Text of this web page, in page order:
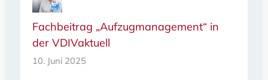
Fachbeitrag „Aufzugmanagement“ in
der VDIVaktuell
10. Juni 2025